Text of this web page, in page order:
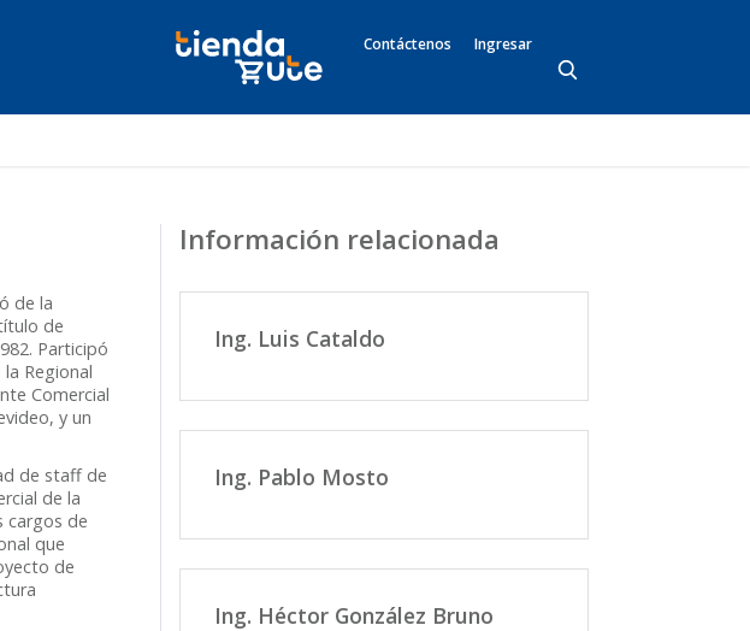
Contáctenos Ingresar
de la
de
Participó
Regional
Comercial
y un
de staff de
de la
cargos de
que
de
Información relacionada
Ing. Luis Cataldo
Ing. Pablo Mosto
Ing. Héctor González Bruno